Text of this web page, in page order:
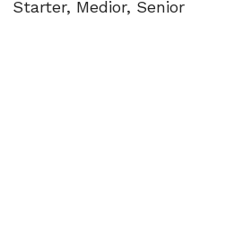
Starter, Medior, Senior